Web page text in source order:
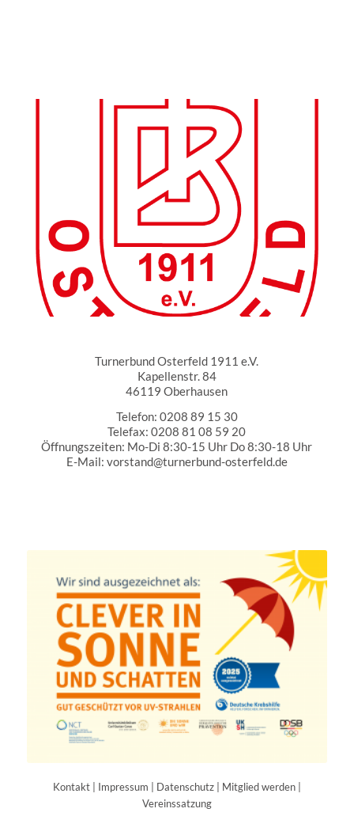
Turnerbund Osterfeld 1911 e.V.
Kapellenstr. 84
46119 Oberhausen
Telefon: 0208 89 15 30
Telefax: 0208 81 08 59 20
Öffnungszeiten: Mo-Di 8:30-15 Uhr Do 8:30-18 Uhr
E-Mail: vorstand@turnerbund-osterfeld.de
Kontakt| Impressum Datenschutz| Mitglied werden|
Vereinssatzung